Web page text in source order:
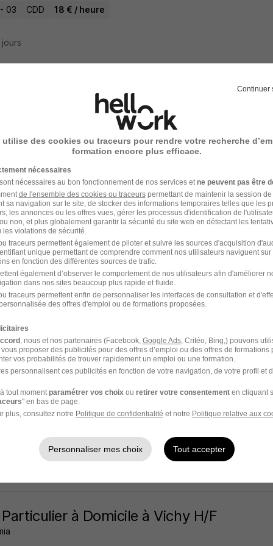
03 CDD 18 € / heure
de Français à Vichy H/F
03 CDD 20,90 - 24,15 € / heure
de Physique-Chimie à Domicile à
03 CDD 20,30 - 23,85 € / heure
de Mathématiques à Domicile à
à Domicile à Vichy H/F
Continuer
utilise des cookies ou traceurs pour rendre votre recherche
formation encore plus efficace.
nécessaires
nécessaires au bon fonctionnement de nos services et ne peuvent pas être
de l'ensemble des cookies ou traceurspermettant de maintenir la session
sa navigation sur le site, de stocker des informations temporaires telles que les
les annonces ou les offres vues, gérer les processus d'identification de
non, et plus globalement garantir la sécurité du site web en détectant les
violations de sécurité.
traceurs permettent également de piloter et suivre les sources d'acquisition
unique permettant de comprendre comment nos utilisateurs naviguent sur
en fonction des différentes sources de trafic.
également d’observer le comportement de nos utilisateurs afin d'améliorer
dans nos sites beaucoup plus rapide et fluide.
traceurs permettent enfin de personnaliser les interfaces de consultation et
des offres d'emploi ou de formations proposées.
, nous et nos partenaires (Facebook, Google Ads, Critéo, Bing,) pouvons
proposer des publicités pour des offres d’emploi ou des offres de formations
vos probabilités de trouver rapidement un emploi ou une formation.
personnalisent ces publicités en fonction de votre navigation, de votre profil et
tout moment paramétrer vos choix ou retirer votre consentementen cliquant
" en bas de page.
plus, consultez notre Politique de confidentialité et notre Politique relative aux
Personnaliser mes choix Tout accepter